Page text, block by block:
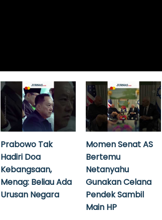
Prabowo Tak
Hadiri Doa
Kebangsaan,
Menag: Beliau Ada
Urusan Negara
Momen Senat AS
Bertemu
Netanyahu
Gunakan Celana
Pendek Sambil
Main HP